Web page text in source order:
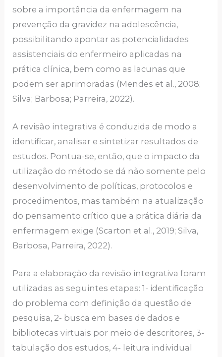
sobre a importância da enfermagem na
prevenção da gravidez na adolescência,
possibilitando apontar as potencialidades
assistenciais do enfermeiro aplicadas na
prática clínica, bem como as lacunas que
podem ser aprimoradas (Mendes et al., 2008;
Silva; Barbosa; Parreira, 2022).
A revisão integrativa é conduzida de modo a
identificar, analisar e sintetizar resultados de
estudos. Pontua-se, então, que o impacto da
utilização do método se dá não somente pelo
desenvolvimento de políticas, protocolos e
procedimentos, mas também na atualização
do pensamento crítico que a prática diária da
enfermagem exige (Scarton et al., 2019; Silva,
Barbosa, Parreira, 2022).
Para a elaboração da revisão integrativa foram
utilizadas as seguintes etapas: 1- identificação
do problema com definição da questão de
pesquisa, 2- busca em bases de dados e
bibliotecas virtuais por meio de descritores, 3-
tabulação dos estudos, 4- leitura individual